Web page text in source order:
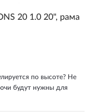
20 1.0 20", рама
по высоте? Не
будут нужны для